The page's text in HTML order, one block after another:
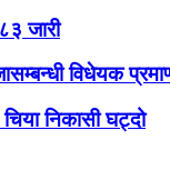
जारी
विधेयक
निकासी घट्दो